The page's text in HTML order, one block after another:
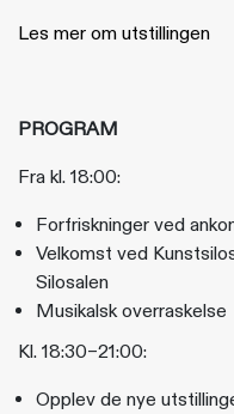
Les mer om utstillingen
PROGRAM
Fra kl. 18:00:
Forfriskninger ved
Velkomst ved
Silosalen
Musikalsk overraskelse
Kl. 18:30–21:00:
Opplev de nye